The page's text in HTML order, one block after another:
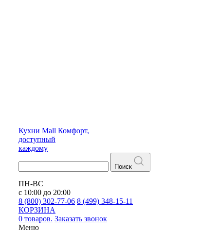
Кухни Mall Комфорт,
доступный
каждому
Поиск
ПН-ВС
с 10:00 до 20:00
8 (800) 302-77-06 8 (499) 348-15-11
КОРЗИНА
0 товаров. Заказать звонок
Меню